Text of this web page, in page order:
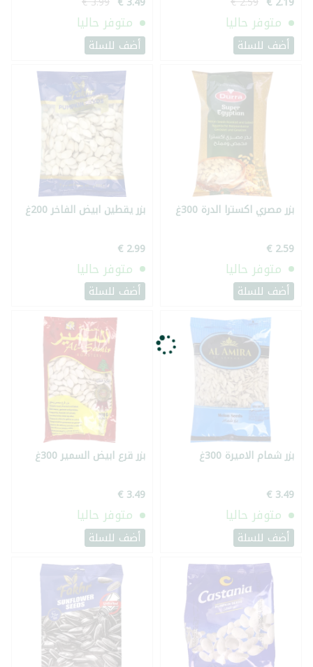
متوفر حاليا
أضف للسلة
متوفر حاليا
أضف للسلة
بزر مصري اكسترا الدرة 300غ
متوفر حاليا
أضف للسلة
بزر يقطين ابيض الفاخر 200غ
متوفر حاليا
أضف للسلة
بزر شمام الاميرة 300غ
متوفر حاليا
أضف للسلة
بزر قرع ابيض السمير 300غ
متوفر حاليا
أضف للسلة